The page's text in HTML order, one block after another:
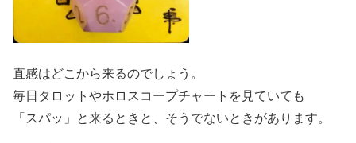
直感はどこから来るのでしょう。
毎日タロットやホロスコープチャートを見ていても
「スパッ」と来るときと、そうでないときがあります。